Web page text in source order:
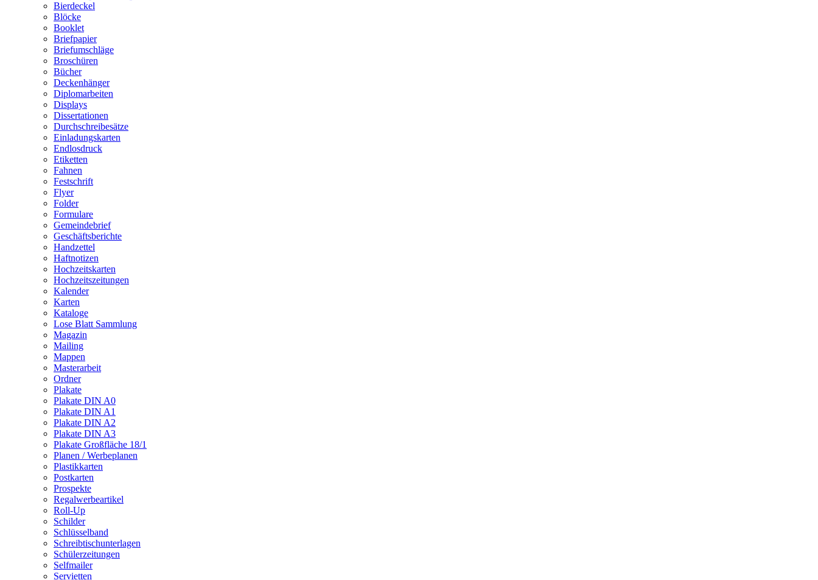
Bierdeckel
Blöcke
Booklet
Briefpapier
Briefumschläge
Broschüren
Bücher
Deckenhänger
Diplomarbeiten
Displays
Dissertationen
Durchschreibesätze
Einladungskarten
Endlosdruck
Etiketten
Fahnen
Festschrift
Flyer
Folder
Formulare
Gemeindebrief
Geschäftsberichte
Handzettel
Haftnotizen
Hochzeitskarten
Hochzeitszeitungen
Kalender
Karten
Kataloge
Lose Blatt Sammlung
Magazin
Mailing
Mappen
Masterarbeit
Ordner
Plakate
Plakate DIN A0
Plakate DIN A1
Plakate DIN A2
Plakate DIN A3
Plakate Großfläche 18/1
Planen / Werbeplanen
Plastikkarten
Postkarten
Prospekte
Regalwerbeartikel
Roll-Up
Schilder
Schlüsselband
Schreibtischunterlagen
Schülerzeitungen
Selfmailer
Servietten